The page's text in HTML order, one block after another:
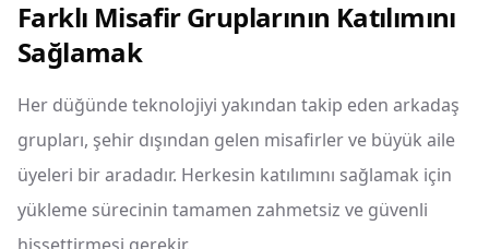
Farklı Misafir Gruplarının Katılımını
Sağlamak
Her düğünde teknolojiyi yakından takip eden arkadaş
grupları, şehir dışından gelen misafirler ve büyük aile
üyeleri bir aradadır. Herkesin katılımını sağlamak için
yükleme sürecinin tamamen zahmetsiz ve güvenli